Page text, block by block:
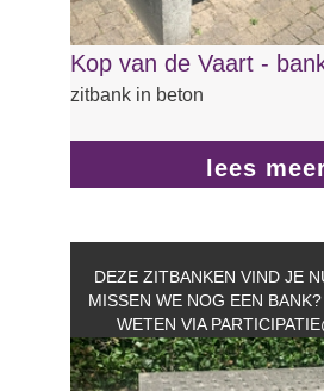
Kop van de Vaart -
zitbank in beton
lees
DEZE ZITBANKEN VIND JE
MISSEN WE NOG EEN
WETEN VIA